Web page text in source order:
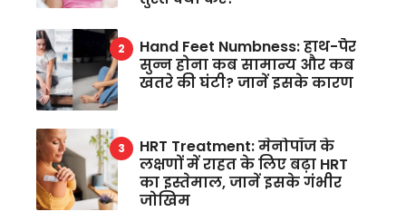
Hand Feet Numbness: हाथ-पैर
सुन्न होना कब सामान्य और कब
खतरे की घंटी? जानें इसके कारण
HRT Treatment: मेनोपॉज के
लक्षणों में राहत के लिए बढ़ा HRT
का इस्तेमाल, जानें इसके गंभीर
जोखिम